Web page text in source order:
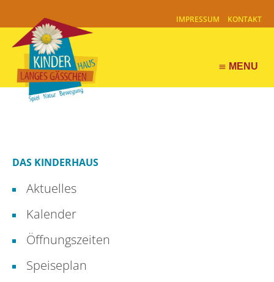
IMPRESSUM KONTAKT
menu MENU
DAS KINDERHAUS
Aktuelles
Kalender
Öffnungszeiten
Speiseplan